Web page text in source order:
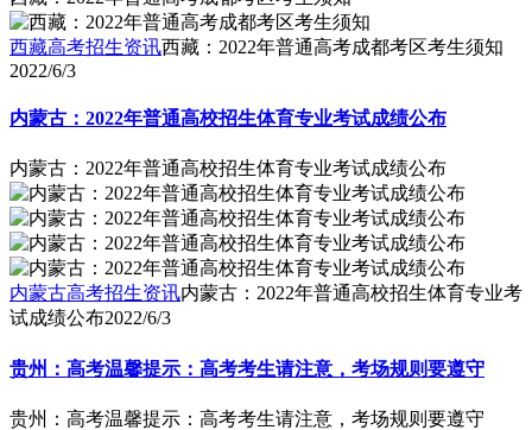
西藏高考招生资讯西藏：2022年普通高考成都考区考生须知
2022/6/3
内蒙古：2022年普通高校招生体育专业考试成绩公布
内蒙古：2022年普通高校招生体育专业考试成绩公布
内蒙古高考招生资讯内蒙古：2022年普通高校招生体育专业考
试成绩公布2022/6/3
贵州：高考温馨提示：高考考生请注意，考场规则要遵守
贵州：高考温馨提示：高考考生请注意，考场规则要遵守